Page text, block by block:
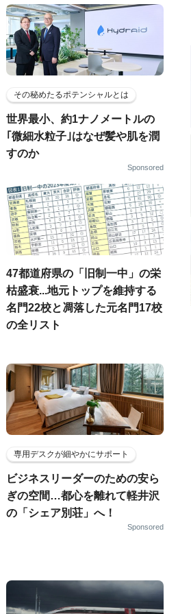
その秘めたるポテンシャルとは
世界最小、約1ナノメートルの
｢微細水粒子｣はなぜ髪や肌を潤
すのか
Sponsored
47都道府県の「旧制一中」の栄
枯盛衰...地元トップを維持する
名門22校と凋落した元名門17校
の全リスト
専用デスクが細やかにサポート
ビジネスリーダーのための安ら
ぎの空間…都心を離れて軽井沢
の「シェア別荘」へ！
Sponsored